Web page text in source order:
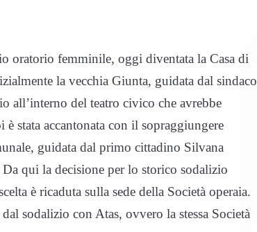
oratorio femminile, oggi diventata la Casa di
la vecchia Giunta, guidata dal sindaco
all’interno del teatro civico che avrebbe
stata accantonata con il sopraggiungere
guidata dal primo cittadino Silvana
qui la decisione per lo storico sodalizio
è ricaduta sulla sede della Società operaia.
sodalizio con Atas, ovvero la stessa Società